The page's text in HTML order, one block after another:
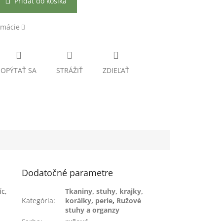
OPÝTAŤ SA STRÁŽIŤ ZDIEĽAŤ
Dodatočné parametre
Kategória:
Tkaniny, stuhy, krajky,
korálky, perie, Ružové
stuhy a organzy